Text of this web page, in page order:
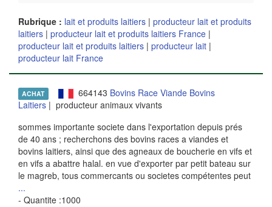
Rubrique : lait et produits laitiers | producteur lait et produits
laitiers | producteur lait et produits laitiers France |
producteur lait et produits laitiers | producteur lait |
producteur lait France
ACHAT 664143 Bovins Race Viande Bovins
Laitiers | producteur animaux vivants
sommes importante societe dans l'exportation depuis prés
de 40 ans ; recherchons des bovins races a viandes et
bovins laitiers, ainsi que des agneaux de boucherie en vifs et
en vifs a abattre halal. en vue d'exporter par petit bateau sur
le magreb, tous commercants ou societes compétentes peut
...
- Quantite :1000